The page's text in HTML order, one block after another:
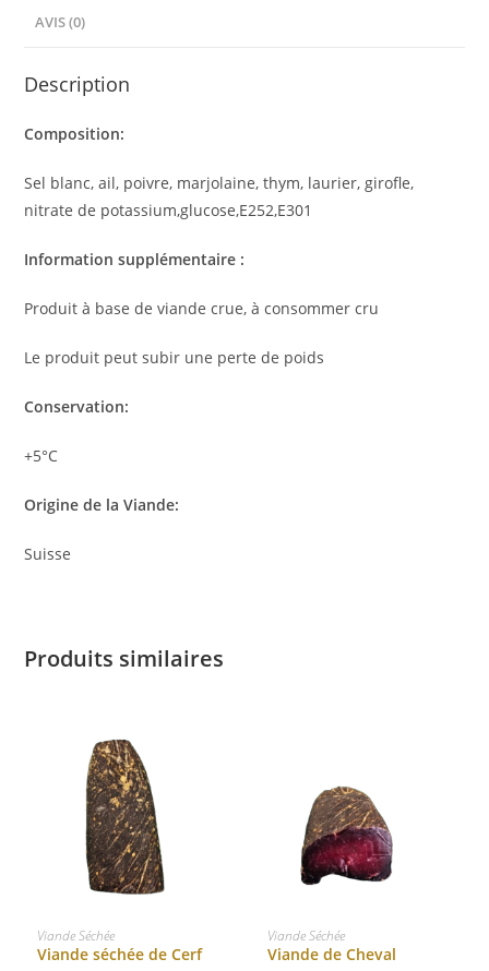
AVIS (0)
Description
Composition:
Sel blanc, ail, poivre, marjolaine, thym, laurier, girofle,
nitrate de potassium,glucose,E252,E301
Information supplémentaire :
Produit à base de viande crue, à consommer cru
Le produit peut subir une perte de poids
Conservation:
+5°C
Origine de la Viande:
Suisse
Produits similaires
CHOIX DES OPTIONS
Viande Séchée
Viande séchée de Cerf
CHOIX DES OPTIONS
Viande Séchée
Viande de Cheval